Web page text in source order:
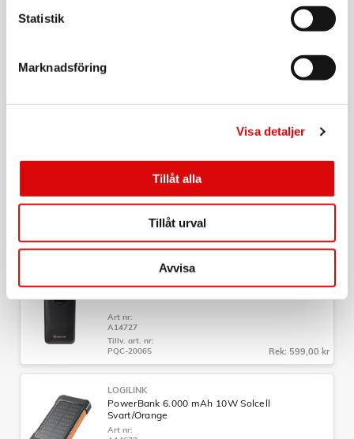
Statistik
Marknadsföring
Visa detaljer
Tillåt alla
Tillåt urval
Avvisa
Rek: 499,00 kr
PowerBank 20.000 mAh Solcell 4st kablar +
Rek: 599,00 kr
DENVER
PowerBank 10.000 mAh 18W Svart
Art nr:
Tillv. art. nr:
PQCA-10320
Rek: 299,00 kr
PowerBank 20.000 mAh 65W PD Svart
Art nr:
A14727
Tillv. art. nr:
PQC-20065
Rek: 599,00 kr
LOGILINK
PowerBank 6.000 mAh 10W Solcell
Svart/Orange
Art nr: